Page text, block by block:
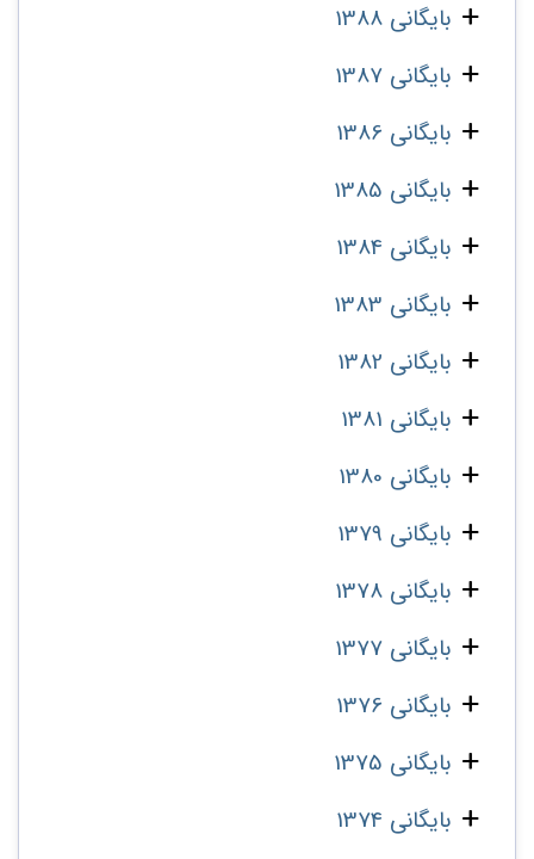
بایگانی 1388
بایگانی 1387
بایگانی 1386
بایگانی 1385
بایگانی 1384
بایگانی 1383
بایگانی 1382
بایگانی 1381
بایگانی 1380
بایگانی 1379
بایگانی 1378
بایگانی 1377
بایگانی 1376
بایگانی 1375
بایگانی 1374